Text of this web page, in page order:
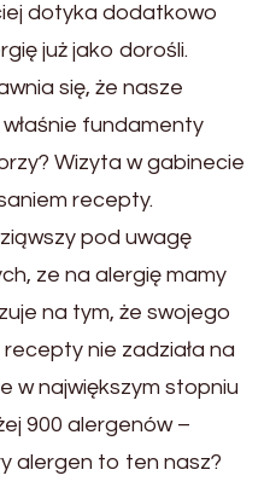
dotyka dodatkowo
już jako dorośli.
się, że nasze
fundamenty
Wizyta w gabinecie
recepty.
pod uwagę
ze na alergię mamy
na tym, że swojego
nie zadziała na
w największym stopniu
900 alergenów –
alergen to ten nasz?